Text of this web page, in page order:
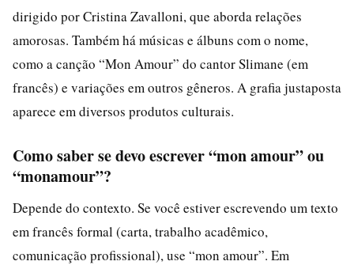
dirigido por Cristina Zavalloni, que aborda relações
amorosas. Também há músicas e álbuns com o nome,
como a canção “Mon Amour” do cantor Slimane (em
francês) e variações em outros gêneros. A grafia justaposta
aparece em diversos produtos culturais.
Como saber se devo escrever “mon amour” ou
“monamour”?
Depende do contexto. Se você estiver escrevendo um texto
em francês formal (carta, trabalho acadêmico,
comunicação profissional), use “mon amour”. Em